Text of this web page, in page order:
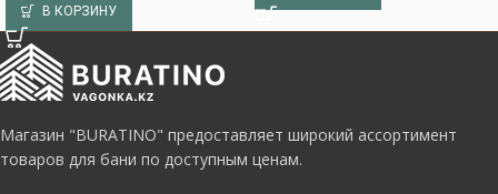
В КОРЗИНУ
Магазин "BURATINO" предоставляет широкий ассортимент
товаров для бани по доступным ценам.